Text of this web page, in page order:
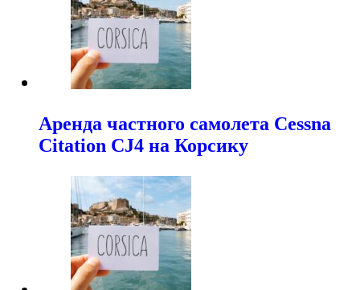
Аренда частного самолета Cessna
Citation CJ4 на Корсику